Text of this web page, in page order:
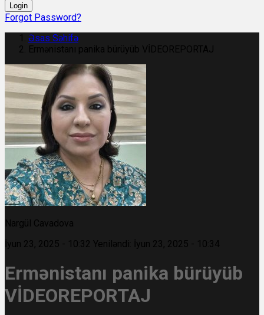
Login
Forgot Password?
Əsas Səhifə
Ermənistanı panika bürüyüb VİDEOREPORTAJ
Nargül Cavadova
İyun 23, 2025 - 10:32 Yeniləndi: İyun 23, 2025 - 10:34
Ermənistanı panika bürüyüb
VİDEOREPORTAJ